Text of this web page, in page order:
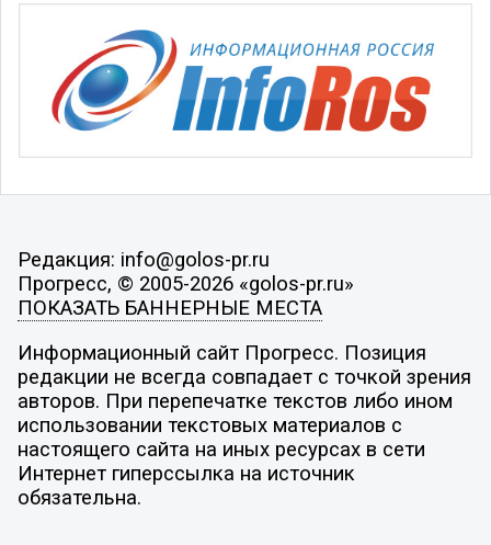
Редакция: info@golos-pr.ru
Прогресс, © 2005-2026 «golos-pr.ru»
ПОКАЗАТЬ БАННЕРНЫЕ МЕСТА
Информационный сайт Прогресс. Позиция
редакции не всегда совпадает с точкой зрения
авторов. При перепечатке текстов либо ином
использовании текстовых материалов с
настоящего сайта на иных ресурсах в сети
Интернет гиперссылка на источник
обязательна.